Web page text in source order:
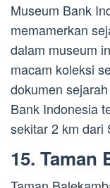
Museum Bank
memamerkan
dalam museum
macam koleksi
dokumen
Bank Indonesia
sekitar 2 km dari
15. Taman